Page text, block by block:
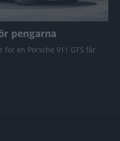
pengarna
en Porsche 911 GTS får